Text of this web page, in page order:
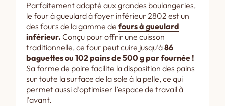
Parfaitement adapté aux grandes boulangeries,
le four à gueulard à foyer inférieur 2802 est un
des fours de la gamme de fours à gueulard
inférieur. Conçu pour offrir une cuisson
traditionnelle, ce four peut cuire jusqu’à86
baguettes ou 102 pains de 500 g par fournée !
Sa forme de poire facilite la disposition des pains
sur toute la surface de la sole à la pelle, ce qui
permet aussi d’optimiser l’espace de travail à
l’avant.